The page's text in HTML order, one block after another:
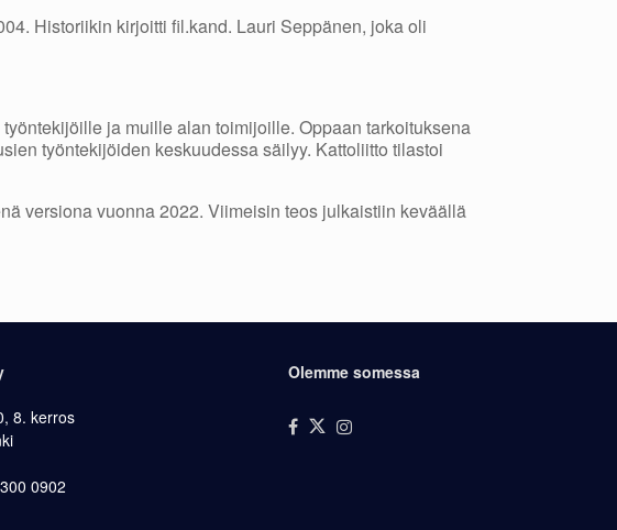
Historiikin kirjoitti fil.kand. Lauri Seppänen, joka oli
ja muille alan toimijoille. Oppaan tarkoituksena
työntekijöiden keskuudessa säilyy. Kattoliitto tilastoi
versiona vuonna 2022. Viimeisin teos julkaistiin keväällä
8. kerros
0902
Olemme somessa